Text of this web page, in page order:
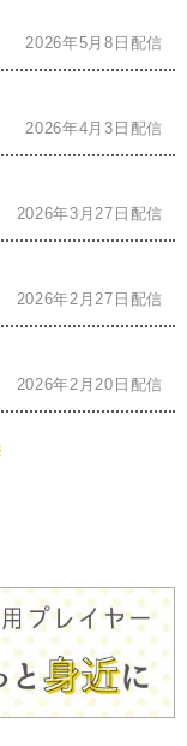
2026年5月8日配信
2026年4月3日配信
2026年3月27日配信
2026年2月27日配信
2026年2月20日配信